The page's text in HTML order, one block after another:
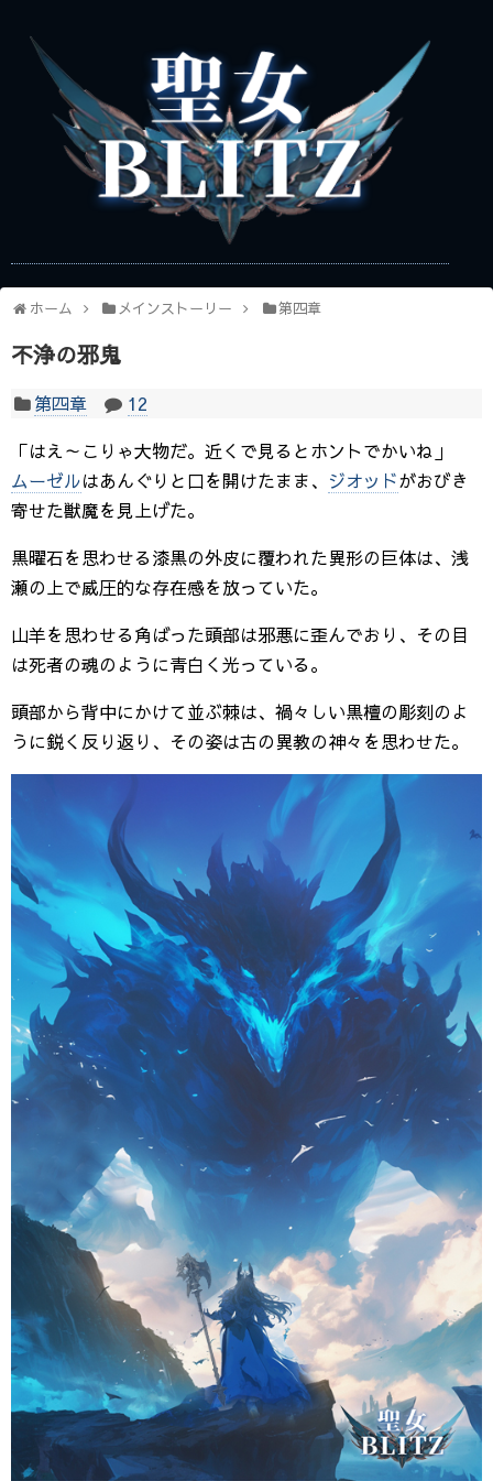
ホーム メインストーリー 第四章
不浄の邪鬼
第四章
12
「はえ～こりゃ大物だ。近くで見るとホントでかいね」
ムーゼルはあんぐりと口を開けたまま、 ジオッドがおびき
寄せた獣魔を見上げた。
黒曜石を思わせる漆黒の外皮に覆われた異形の巨体は、浅
瀬の上で威圧的な存在感を放っていた。
山羊を思わせる角ばった頭部は邪悪に歪んでおり、その目
は死者の魂のように青白く光っている。
頭部から背中にかけて並ぶ棘は、禍々しい黒檀の彫刻のよ
うに鋭く反り返り、その姿は古の異教の神々を思わせた。